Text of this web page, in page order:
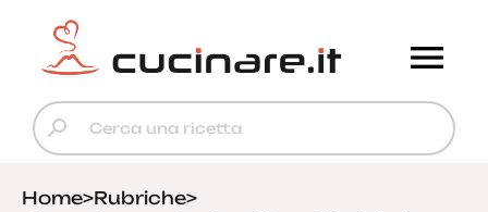
Home>Rubriche>